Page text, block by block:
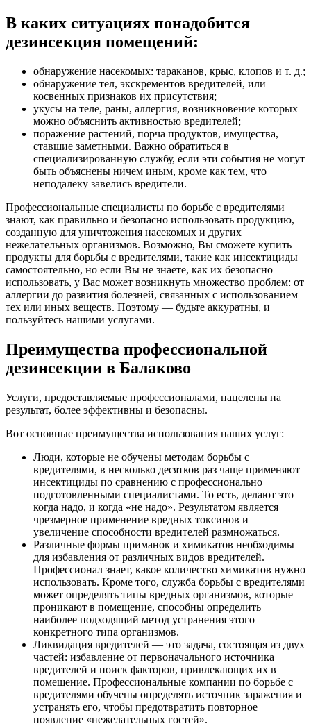
В каких ситуациях понадобится
дезинсекция помещений:
обнаружение насекомых: тараканов, крыс, клопов и т. д.;
обнаружение тел, экскрементов вредителей, или
косвенных признаков их присутствия;
укусы на теле, раны, аллергия, возникновение которых
можно объяснить активностью вредителей;
поражение растений, порча продуктов, имущества,
ставшие заметными. Важно обратиться в
специализированную службу, если эти события не могут
быть объяснены ничем иным, кроме как тем, что
неподалеку завелись вредители.
Профессиональные специалисты по борьбе с вредителями
знают, как правильно и безопасно использовать продукцию,
созданную для уничтожения насекомых и других
нежелательных организмов. Возможно, Вы сможете купить
продукты для борьбы с вредителями, такие как инсектициды
самостоятельно, но если Вы не знаете, как их безопасно
использовать, у Вас может возникнуть множество проблем: от
аллергии до развития болезней, связанных с использованием
тех или иных веществ. Поэтому — будьте аккуратны, и
пользуйтесь нашими услугами.
Преимущества профессиональной
дезинсекции в Балаково
Услуги, предоставляемые профессионалами, нацелены на
результат, более эффективны и безопасны.
Вот основные преимущества использования наших услуг:
Люди, которые не обучены методам борьбы с
вредителями, в несколько десятков раз чаще применяют
инсектициды по сравнению с профессионально
подготовленными специалистами. То есть, делают это
когда надо, и когда «не надо». Результатом является
чрезмерное применение вредных токсинов и
увеличение способности вредителей размножаться.
Различные формы приманок и химикатов необходимы
для избавления от различных видов вредителей.
Профессионал знает, какое количество химикатов нужно
использовать. Кроме того, служба борьбы с вредителями
может определять типы вредных организмов, которые
проникают в помещение, способны определить
наиболее подходящий метод устранения этого
конкретного типа организмов.
Ликвидация вредителей — это задача, состоящая из двух
частей: избавление от первоначального источника
вредителей и поиск факторов, привлекающих их в
помещение. Профессиональные компании по борьбе с
вредителями обучены определять источник заражения и
устранять его, чтобы предотвратить повторное
появление «нежелательных гостей».